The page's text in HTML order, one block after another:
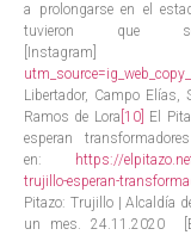
a prolongarse en el
tuvieron que
Libertador, Campo
Ramos de Lora [10] El
esperan
en: https://
trujillo-esperan-
Pitazo: Trujillo | Alcaldía
un mes. 24.11.2020